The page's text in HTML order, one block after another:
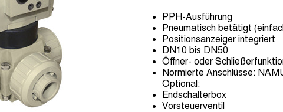
PPH-Ausführung
Pneumatisch betätigt
Positionsanzeiger integriert
DN10 bis DN50
Öffner- oder
Normierte Anschlüsse:
Optional:
Endschalterbox
Vorsteuerventil